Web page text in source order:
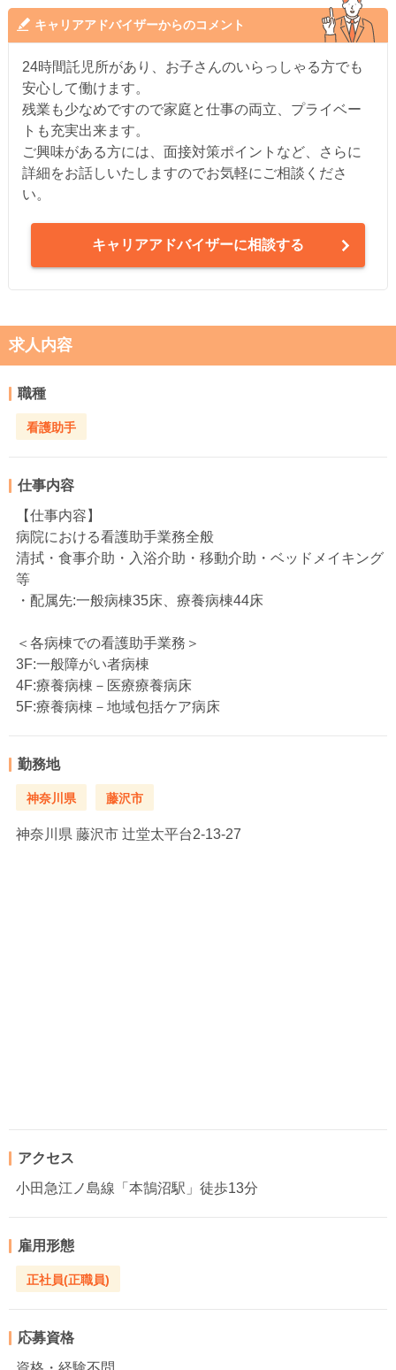
キャリアアドバイザーからのコメント
24時間託児所があり、お子さんのいらっしゃる方でも
安心して働けます。
残業も少なめですので家庭と仕事の両立、プライベー
トも充実出来ます。
ご興味がある方には、面接対策ポイントなど、さらに
詳細をお話しいたしますのでお気軽にご相談くださ
い。
キャリアアドバイザーに相談する
求人内容
職種
看護助手
仕事内容
【仕事内容】
病院における看護助手業務全般
清拭・食事介助・入浴介助・移動介助・ベッドメイキング
等
・配属先:一般病棟35床、療養病棟44床
＜各病棟での看護助手業務＞
3F:一般障がい者病棟
4F:療養病棟－医療療養病床
5F:療養病棟－地域包括ケア病床
勤務地
神奈川県 藤沢市
神奈川県 藤沢市 辻堂太平台2-13-27
アクセス
小田急江ノ島線「本鵠沼駅」徒歩13分
雇用形態
正社員(正職員)
応募資格